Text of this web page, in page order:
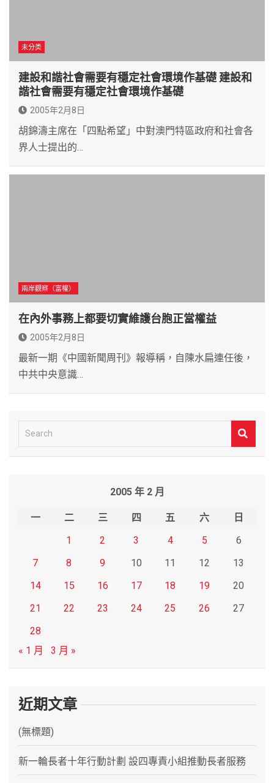
未分类
建設和諧社會需要有穩定社會環境作基礎 建設和
諧社會需要有穩定社會環境作基礎
2005年2月8日
胡錦濤主席在「四點希望」中對澳門特區政府和社會各
界人士提出的…
兩岸觀察（富權）
在內外事務上都要切實維護台胞正當權益
2005年2月8日
最新一期《中國新聞周刊》報導稱，自陳水扁連任後，
中共中央意識…
e
2005 年 2 月
一 二 三 四 五 六
日
1
2 3 4 5
6
7
8 9 10 11 12
13
14
15 16 17 18 19
20
21
22 23 24 25 26
27
28
« 1 月
3 月 »
近期文章
(無標題)
新一輪長者十年行動計劃 設四專責小組推動長者服務